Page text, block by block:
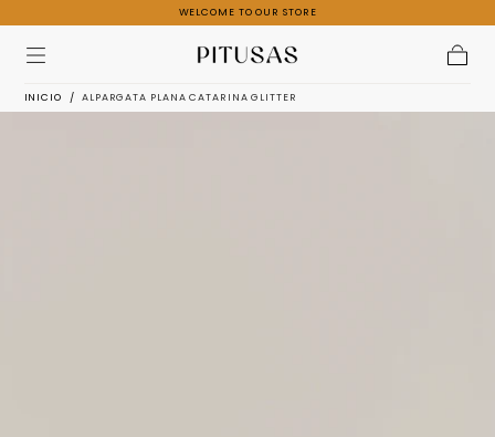
Ir al
PRIMER CAMBIO GRATUITO EN ESPAÑA
INICIO / ALPARGATA PLANA CATARINA GLITTER